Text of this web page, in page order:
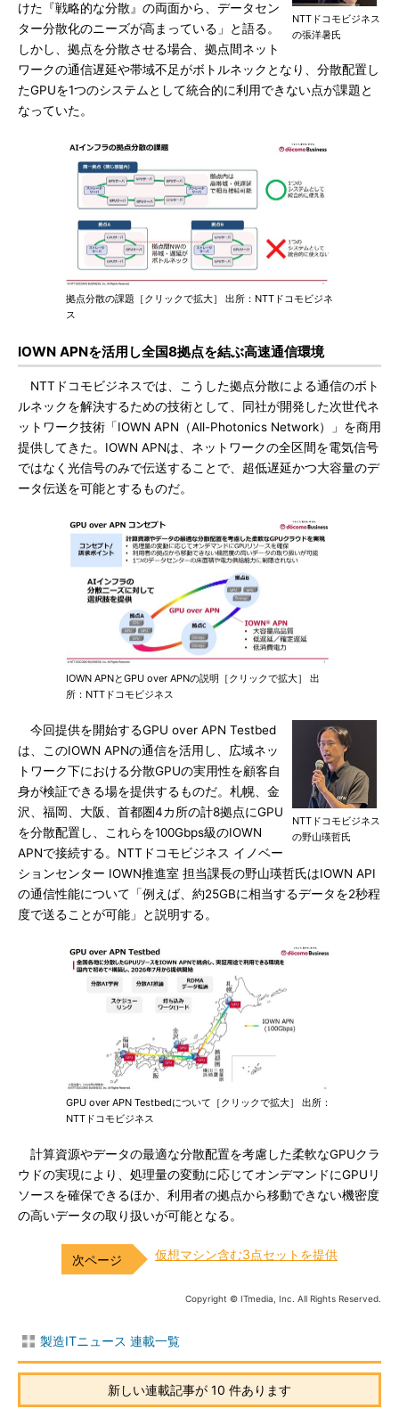
NTTドコモビジネス
の張洋暑氏
けた『戦略的な分散』の両面から、データセン
ター分散化のニーズが高まっている」と語る。
しかし、拠点を分散させる場合、拠点間ネット
ワークの通信遅延や帯域不足がボトルネックとなり、分散配置し
たGPUを1つのシステムとして統合的に利用できない点が課題と
なっていた。
拠点分散の課題［クリックで拡大］ 出所：NTTドコモビジネ
ス
IOWN APNを活用し全国8拠点を結ぶ高速通信環境
NTTドコモビジネスでは、こうした拠点分散による通信のボト
ルネックを解決するための技術として、同社が開発した次世代ネ
ットワーク技術「IOWN APN（All-Photonics Network）」を商用
提供してきた。IOWN APNは、ネットワークの全区間を電気信号
ではなく光信号のみで伝送することで、超低遅延かつ大容量のデ
ータ伝送を可能とするものだ。
IOWN APNとGPU over APNの説明［クリックで拡大］ 出
所：NTTドコモビジネス
NTTドコモビジネス
の野山瑛哲氏
今回提供を開始するGPU over APN Testbed
は、このIOWN APNの通信を活用し、広域ネッ
トワーク下における分散GPUの実用性を顧客自
身が検証できる場を提供するものだ。札幌、金
沢、福岡、大阪、首都圏4カ所の計8拠点にGPU
を分散配置し、これらを100Gbps級のIOWN
APNで接続する。NTTドコモビジネス イノベー
ションセンター IOWN推進室 担当課長の野山瑛哲氏はIOWN API
の通信性能について「例えば、約25GBに相当するデータを2秒程
度で送ることが可能」と説明する。
GPU over APN Testbedについて［クリックで拡大］ 出所：
NTTドコモビジネス
計算資源やデータの最適な分散配置を考慮した柔軟なGPUクラ
ウドの実現により、処理量の変動に応じてオンデマンドにGPUリ
ソースを確保できるほか、利用者の拠点から移動できない機密度
の高いデータの取り扱いが可能となる。
仮想マシン含む3点セットを提供
Copyright © ITmedia, Inc. All Rights Reserved.
製造ITニュース 連載一覧
新しい連載記事が 10 件あります